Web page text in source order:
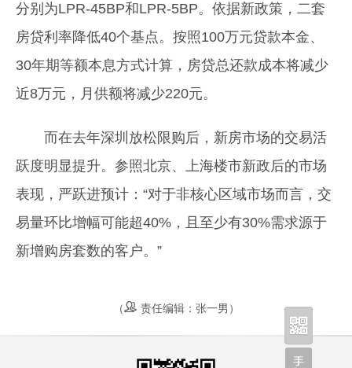
分别为LPR-45BP和LPR-5BP。依据新政策，二套
房贷利率降低40个基点。按照100万元贷款本金、
30年期等额本息方式计算，房贷总还款成本将减少
近8万元，月供额将减少220元。
而在去年深圳放松限购后，新房市场的交易活
跃度明显提升。参照北京、上海楼市新政后的市场
表现，严跃进预计：“对于非核心区域市场而言，交
易量环比增幅可能超40%，且至少有30%需求源于
新增购房套数的客户。”
（ 责任编辑：张一男）